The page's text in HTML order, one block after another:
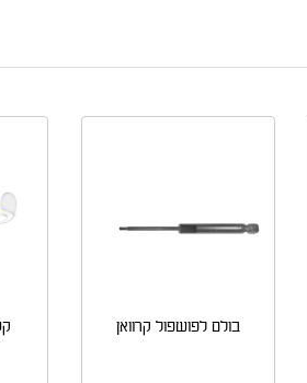
בולם לפושפול קרוואן